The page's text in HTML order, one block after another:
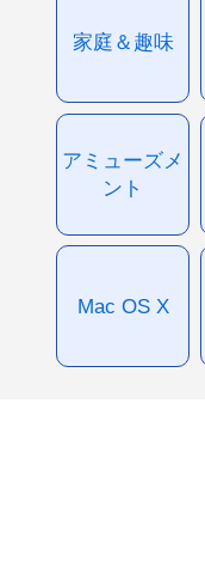
家庭＆趣味
アミューズメ
ント
Mac OS X